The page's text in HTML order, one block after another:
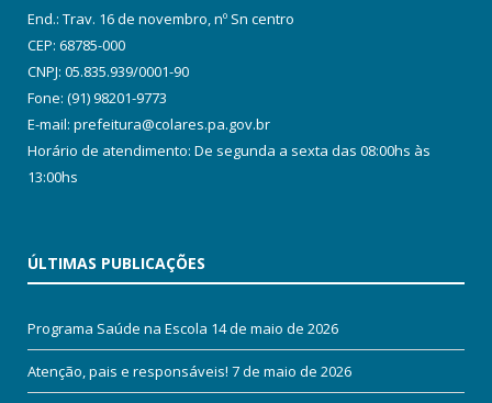
End.: Trav. 16 de novembro, nº Sn centro
CEP: 68785-000
CNPJ: 05.835.939/0001-90
Fone: (91) 98201-9773
E-mail: prefeitura@colares.pa.gov.br
Horário de atendimento: De segunda a sexta das 08:00hs às
13:00hs
ÚLTIMAS PUBLICAÇÕES
Programa Saúde na Escola 14 de maio de 2026
Atenção, pais e responsáveis! 7 de maio de 2026